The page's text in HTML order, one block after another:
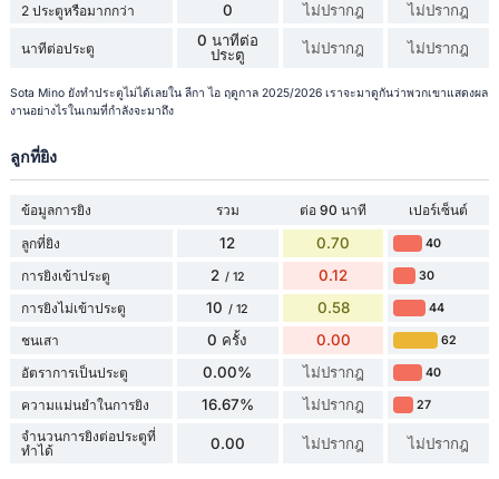
2 ประตูหรือมากกว่า 0 ไม่ปรากฎ ไม่ปรากฎ
นาทีต่อประตู
0 นาทีต่อ
ประตู
ไม่ปรากฎ ไม่ปรากฎ
Sota Mino ยังทำประตูไม่ได้เลยใน ลีกา ไอ ฤดูกาล 2025/2026 เราจะมาดูกันว่าพวกเขาแสดงผล
งานอย่างไรในเกมที่กำลังจะมาถึง
ลูกที่ยิง
ข้อมูลการยิง รวม ต่อ 90 นาที
เปอร์เซ็นต์
ลูกที่ยิง
12 0.70 40
การยิงเข้าประตู 2 / 12 0.12 30
การยิงไม่เข้าประตู 10 / 12 0.58 44
ชนเสา 0 ครั้ง 0.00 62
อัตราการเป็นประตู 0.00% ไม่ปรากฎ 40
ความแม่นยำในการยิง 16.67% ไม่ปรากฎ 27
จำนวนการยิงต่อประตูที่
ทำได้
0.00 ไม่ปรากฎ ไม่ปรากฎ